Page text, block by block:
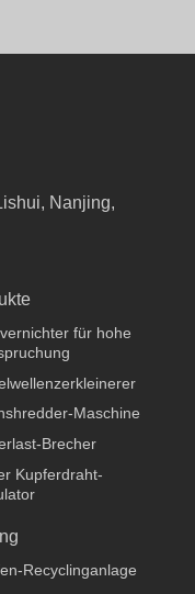
Nanjing,
für hohe
Maschine
Brecher
Kupferdraht-
Recyclinganlage